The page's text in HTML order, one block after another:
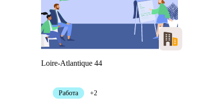
Loire-Atlantique 44
Работа +2